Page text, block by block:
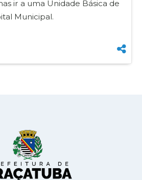
ir a uma Unidade Básica de
Municipal.